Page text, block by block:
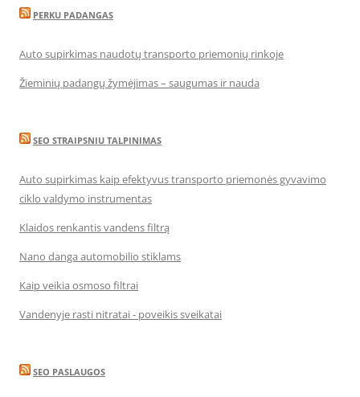
PERKU PADANGAS
Auto supirkimas naudotų transporto priemonių rinkoje
Žieminių padangų žymėjimas – saugumas ir nauda
SEO STRAIPSNIU TALPINIMAS
Auto supirkimas kaip efektyvus transporto priemonės gyvavimo
ciklo valdymo instrumentas
Klaidos renkantis vandens filtrą
Nano danga automobilio stiklams
Kaip veikia osmoso filtrai
Vandenyje rasti nitratai - poveikis sveikatai
SEO PASLAUGOS